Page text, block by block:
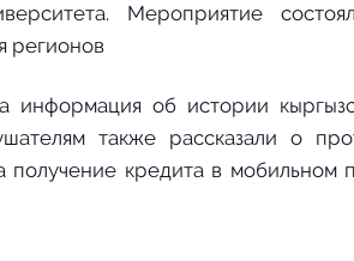
Мероприятие
регионов
об истории
также рассказали о
получение кредита в мобильном